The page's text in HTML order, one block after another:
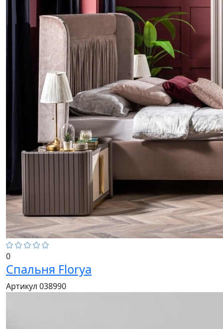
0
Спальня Florya
Артикул 038990